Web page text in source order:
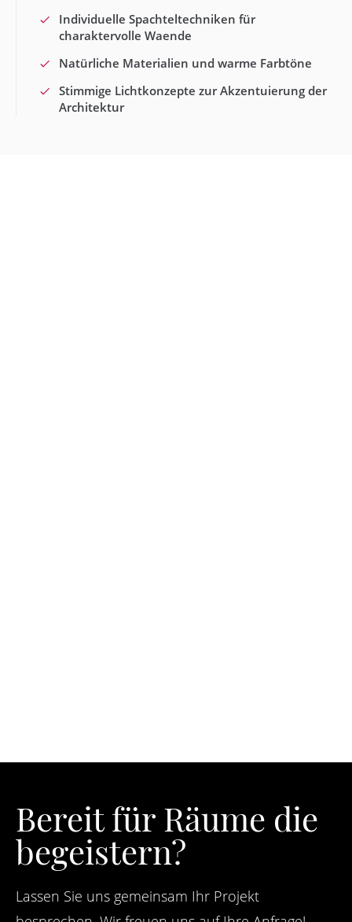
Individuelle Spachteltechniken für
charaktervolle Waende
Natürliche Materialien und warme Farbtöne
Stimmige Lichtkonzepte zur Akzentuierung der
Architektur
Bereit für Räume die
begeistern?
Lassen Sie uns gemeinsam Ihr Projekt